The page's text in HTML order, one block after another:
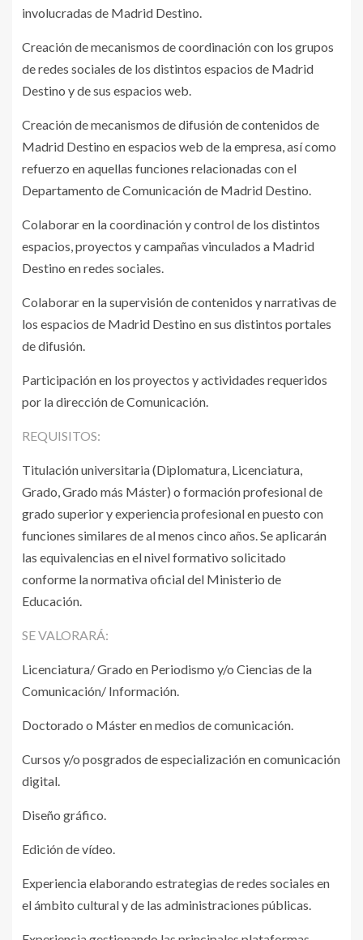
involucradas de Madrid Destino.
Creación de mecanismos de coordinación con los grupos
de redes sociales de los distintos espacios de Madrid
Destino y de sus espacios web.
Creación de mecanismos de difusión de contenidos de
Madrid Destino en espacios web de la empresa, así como
refuerzo en aquellas funciones relacionadas con el
Departamento de Comunicación de Madrid Destino.
Colaborar en la coordinación y control de los distintos
espacios, proyectos y campañas vinculados a Madrid
Destino en redes sociales.
Colaborar en la supervisión de contenidos y narrativas de
los espacios de Madrid Destino en sus distintos portales
de difusión.
Participación en los proyectos y actividades requeridos
por la dirección de Comunicación.
REQUISITOS:
Titulación universitaria (Diplomatura, Licenciatura,
Grado, Grado más Máster) o formación profesional de
grado superior y experiencia profesional en puesto con
funciones similares de al menos cinco años. Se aplicarán
las equivalencias en el nivel formativo solicitado
conforme la normativa oficial del Ministerio de
Educación.
SE VALORARÁ:
Licenciatura/ Grado en Periodismo y/o Ciencias de la
Comunicación/ Información.
Doctorado o Máster en medios de comunicación.
Cursos y/o posgrados de especialización en comunicación
digital.
Diseño gráfico.
Edición de vídeo.
Experiencia elaborando estrategias de redes sociales en
el ámbito cultural y de las administraciones públicas.